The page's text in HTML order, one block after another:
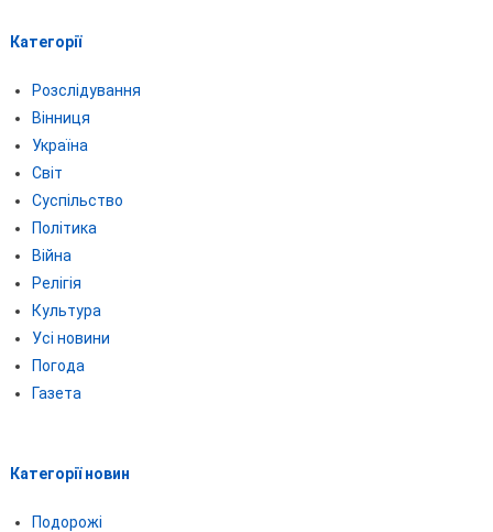
Категорії
Розслідування
Вінниця
Україна
Світ
Суспільство
Політика
Війна
Релігія
Культура
Усі новини
Погода
Газета
Категорії новин
Подорожі